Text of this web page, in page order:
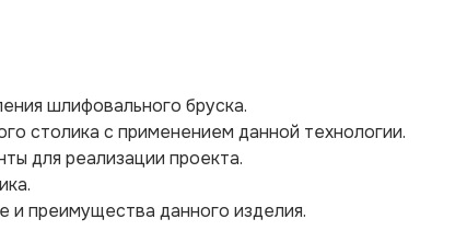
шлифовального бруска.
столика с применением данной технологии.
для реализации проекта.
и преимущества данного изделия.